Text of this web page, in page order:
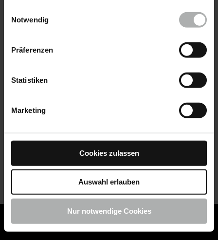
Einstellungen zu den Cookies finden Sie unter
Notwendig
Präferenzen
Statistiken
Marketing
Cookies zulassen
Auswahl erlauben
Nur notwendige Cookies
COLOURLOCK ist jetzt Teil von KochChemie -
COLOURLOCK Produkte shoppen